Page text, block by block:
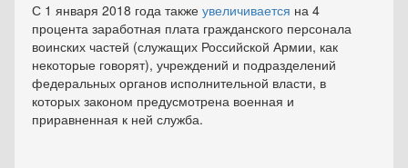
С 1 января 2018 года также увеличивается на 4
процента заработная плата гражданского персонала
воинских частей (служащих Российской Армии, как
некоторые говорят), учреждений и подразделений
федеральных органов исполнительной власти, в
которых законом предусмотрена военная и
приравненная к ней служба.